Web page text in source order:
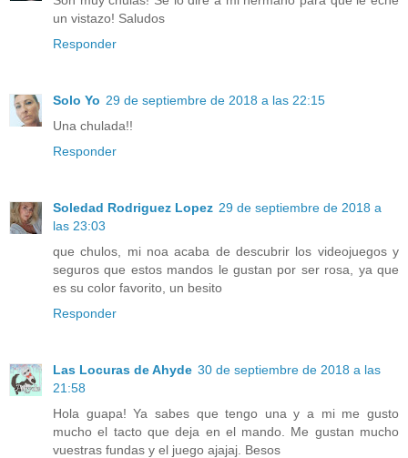
un vistazo! Saludos
Responder
Solo Yo 29 de septiembre de 2018 a las 22:15
Una chulada!!
Responder
Soledad Rodriguez Lopez 29 de septiembre de 2018 a
las 23:03
que chulos, mi noa acaba de descubrir los videojuegos y
seguros que estos mandos le gustan por ser rosa, ya que
es su color favorito, un besito
Responder
Las Locuras de Ahyde 30 de septiembre de 2018 a las
21:58
Hola guapa! Ya sabes que tengo una y a mi me gusto
mucho el tacto que deja en el mando. Me gustan mucho
vuestras fundas y el juego ajajaj. Besos